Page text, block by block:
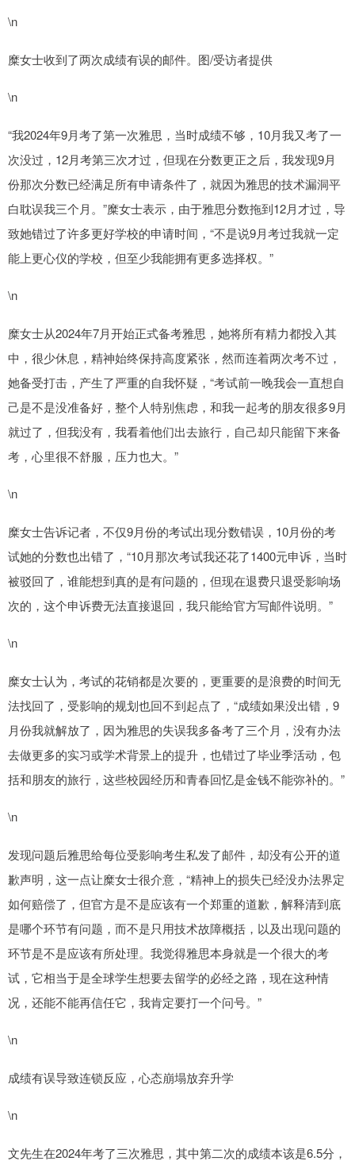
\n
糜女士收到了两次成绩有误的邮件。图/受访者提供
\n
“我2024年9月考了第一次雅思，当时成绩不够，10月我又考了一
次没过，12月考第三次才过，但现在分数更正之后，我发现9月
份那次分数已经满足所有申请条件了，就因为雅思的技术漏洞平
白耽误我三个月。”糜女士表示，由于雅思分数拖到12月才过，导
致她错过了许多更好学校的申请时间，“不是说9月考过我就一定
能上更心仪的学校，但至少我能拥有更多选择权。”
\n
糜女士从2024年7月开始正式备考雅思，她将所有精力都投入其
中，很少休息，精神始终保持高度紧张，然而连着两次考不过，
她备受打击，产生了严重的自我怀疑，“考试前一晚我会一直想自
己是不是没准备好，整个人特别焦虑，和我一起考的朋友很多9月
就过了，但我没有，我看着他们出去旅行，自己却只能留下来备
考，心里很不舒服，压力也大。”
\n
糜女士告诉记者，不仅9月份的考试出现分数错误，10月份的考
试她的分数也出错了，“10月那次考试我还花了1400元申诉，当时
被驳回了，谁能想到真的是有问题的，但现在退费只退受影响场
次的，这个申诉费无法直接退回，我只能给官方写邮件说明。”
\n
糜女士认为，考试的花销都是次要的，更重要的是浪费的时间无
法找回了，受影响的规划也回不到起点了，“成绩如果没出错，9
月份我就解放了，因为雅思的失误我多备考了三个月，没有办法
去做更多的实习或学术背景上的提升，也错过了毕业季活动，包
括和朋友的旅行，这些校园经历和青春回忆是金钱不能弥补的。”
\n
发现问题后雅思给每位受影响考生私发了邮件，却没有公开的道
歉声明，这一点让糜女士很介意，“精神上的损失已经没办法界定
如何赔偿了，但官方是不是应该有一个郑重的道歉，解释清到底
是哪个环节有问题，而不是只用技术故障概括，以及出现问题的
环节是不是应该有所处理。我觉得雅思本身就是一个很大的考
试，它相当于是全球学生想要去留学的必经之路，现在这种情
况，还能不能再信任它，我肯定要打一个问号。”
\n
成绩有误导致连锁反应，心态崩塌放弃升学
\n
文先生在2024年考了三次雅思，其中第二次的成绩本该是6.5分，